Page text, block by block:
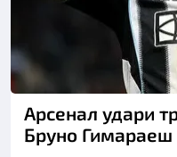
Снимка: goggle
Арсенал удари
Бруно